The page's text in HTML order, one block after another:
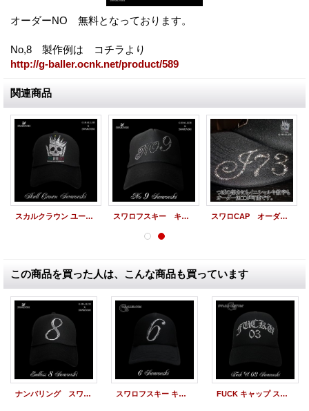
オーダーNO 無料となっております。
No,8 製作例は コチラより
http://g-baller.ocnk.net/product/589
関連商品
スカルクラウン ユーロ レインボーカラー スワロフスキー キャップ スワロフスキー キャップ ナンバー 9 ナンバリング スワロキャップ（オーダー可） スワロCAP オーダーメイド 製作 オーダーキャップ
この商品を買った人は、こんな商品も買っています
ナンバリング スワロフスキー キャップ 数字(オーダー無料） ナンバリング 8 スワロフスキー キャップ ブランド 数字 6 スワロ CAP FUCK キャップ スワロ 数字 スワロフスキー CAP